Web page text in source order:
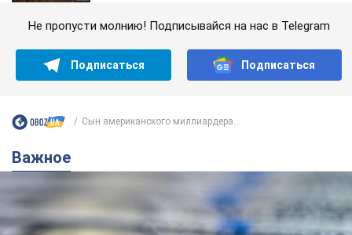
Не пропусти молнию! Подписывайся на нас в Telegram
Подписаться Подписаться
Сын американского миллиардера...
Важное